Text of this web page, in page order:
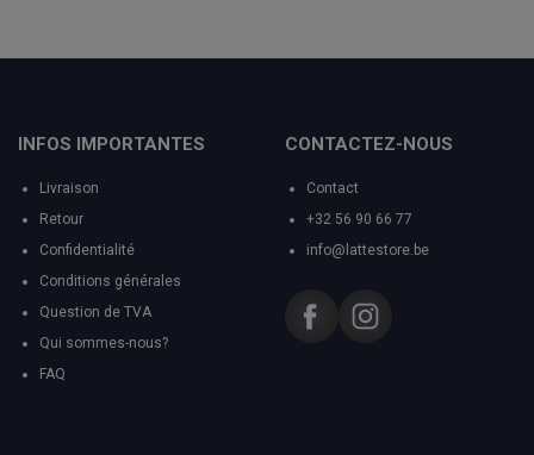
INFOS IMPORTANTES
Livraison
Retour
Confidentialité
Conditions générales
Question de TVA
Qui sommes-nous?
FAQ
CONTACTEZ-NOUS
Contact
+32 56 90 66 77
info@lattestore.be